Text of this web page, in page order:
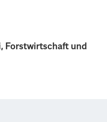
Forstwirtschaft und